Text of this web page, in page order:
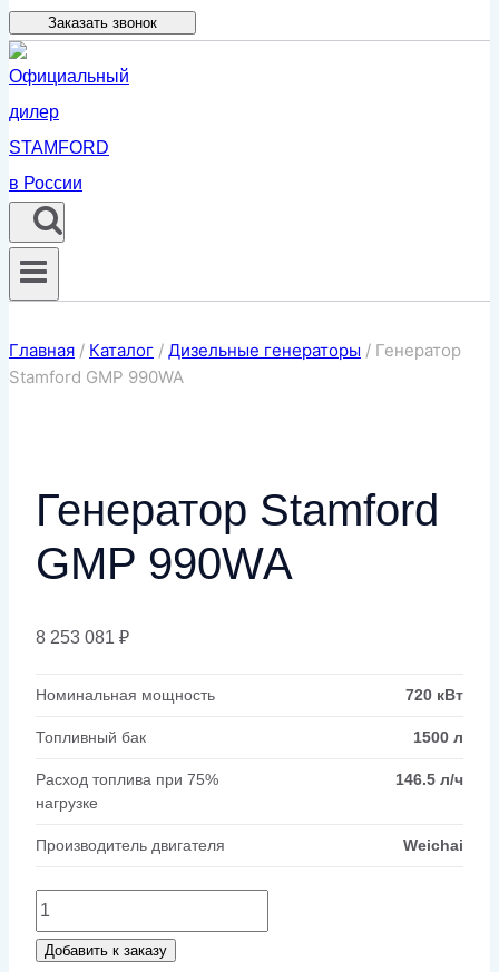
Заказать звонок
Главная / Каталог / Дизельные генераторы / Генератор
Stamford GMP 990WA
Генератор Stamford
GMP 990WA
8 253 081 ₽
Номинальная мощность 720 кВт
Топливный бак 1500 л
Расход топлива при 75%
нагрузке
146.5 л/ч
Производитель двигателя Weichai
Количество
товара
Добавить к заказу